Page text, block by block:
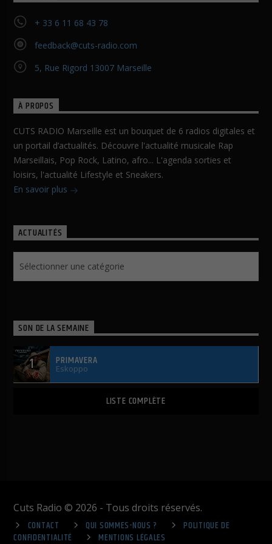
+ 33 6 11 68 43 78
feedback@cuts-radio.com
5, Rue Rigord 13007 Marseille
À PROPOS
CUTS RADIO Marseille est un bouquet de 6 radios digitales et
un portail d’actualités. Découvre l'actualité musicale Rap
Marseillais, Pop Rock, Latino, afro... L'agenda sorties et
loisirs, l'actualité Lifestyle et Sneakers.
En savoir plus
ACTUALITÉS
SON DE LA SEMAINE
1 PRIMAVERA
Eskoppo
LISTE COMPLÈTE
Cuts Radio © 2026 - Tous droits réservés.
CONTACT
QUI SOMMES-NOUS ?
POLITIQUE DE
CONFIDENTIALITÉ
MENTIONS LÉGALES